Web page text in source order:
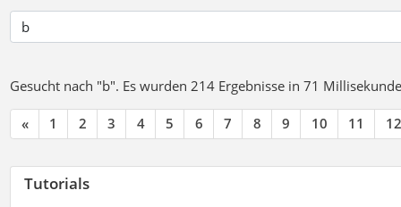
Gesucht nach "b". Es wurden 214 Ergebnisse in 71
« 1 2 3 4 5 6 7 8 9 10 11 12
Tutorials